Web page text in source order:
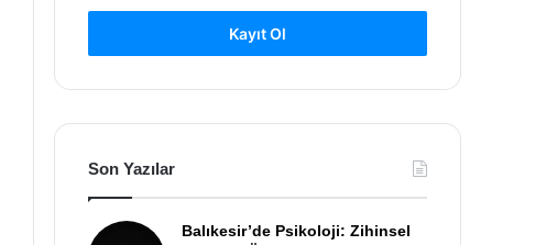
Kayıt Ol
Son Yazılar
Balıkesir’de Psikoloji: Zihinsel